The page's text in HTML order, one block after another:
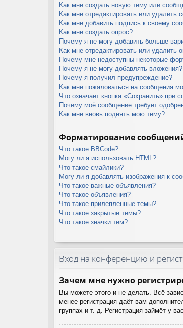
Как мне создать новую тему или
Как мне отредактировать или удалить
Как мне добавить подпись к своему
Как мне создать опрос?
Почему я не могу добавить больше
Как мне отредактировать или удалить
Почему мне недоступны некоторые
Почему я не могу добавлять вложения?
Почему я получил предупреждение?
Как мне пожаловаться на сообщения
Что означает кнопка «Сохранить» при
Почему моё сообщение требует
Как мне вновь поднять мою тему?
Форматирование
Что такое BBCode?
Могу ли я использовать HTML?
Что такое смайлики?
Могу ли я добавлять изображения к
Что такое важные объявления?
Что такое объявления?
Что такое прилепленные темы?
Что такое закрытые темы?
Что такое значки тем?
Вход на конференцию и
Зачем мне нужно
Вы можете этого и не делать. Всё
менее регистрация даёт вам
группах и т. д. Регистрация займёт у